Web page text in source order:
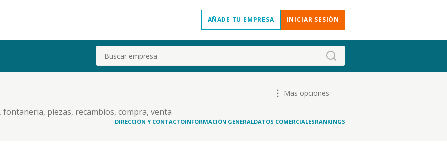
AÑADE TU EMPRESA INICIAR SESIÓN
Buscar
piezas, recambios, compra, venta
de fincas, deslindar, agrupar, parcelar
Mas opciones
DIRECCIÓN Y CONTACTOINFORMACIÓN GENERALDATOS COMERCIALESRANKINGS